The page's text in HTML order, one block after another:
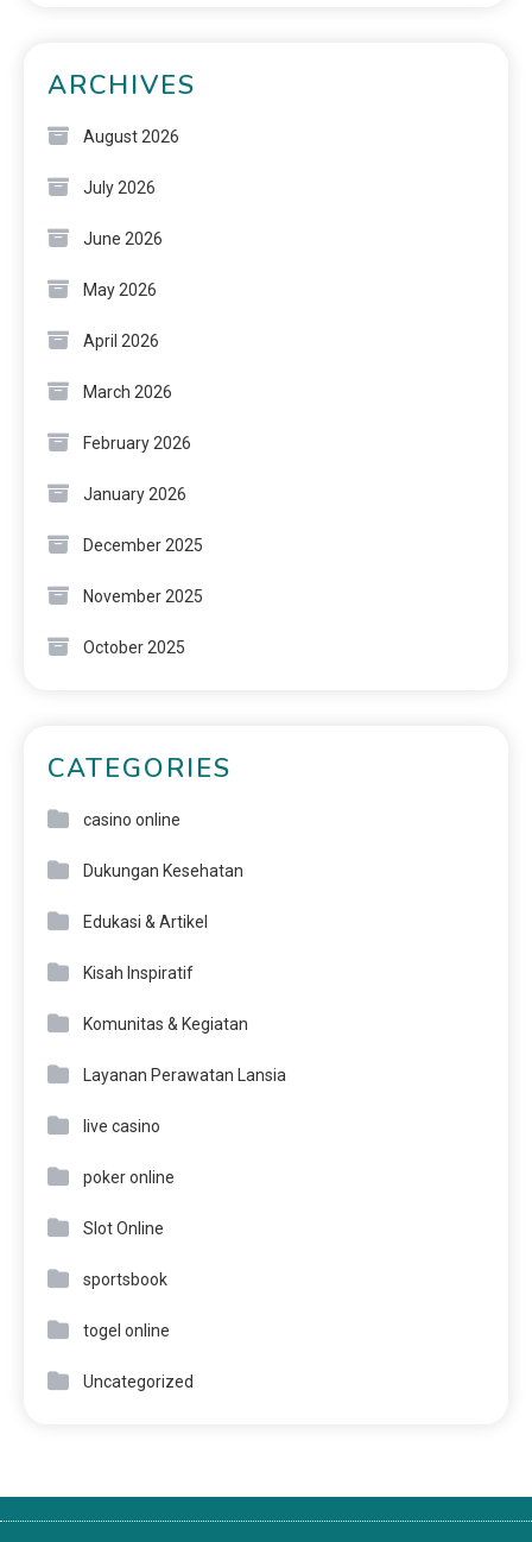
ARCHIVES
August 2026
July 2026
June 2026
May 2026
April 2026
March 2026
February 2026
January 2026
December 2025
November 2025
October 2025
CATEGORIES
casino online
Dukungan Kesehatan
Edukasi & Artikel
Kisah Inspiratif
Komunitas & Kegiatan
Layanan Perawatan Lansia
live casino
poker online
Slot Online
sportsbook
togel online
Uncategorized